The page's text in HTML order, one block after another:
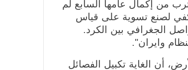
من إكمال عامها السابع لم
لصنع تسوية على قياس
الجغرافي بين الكرد.
وايران".
أن الغاية تكبيل الفصائل
فى الوكالة العربية السورية
سانا
العام للصحفيين العرب يتابع بكل
الأوضاع الحالية فى ســوريــا